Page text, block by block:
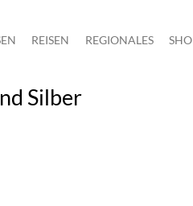
REISEN REGIONALES
Silber